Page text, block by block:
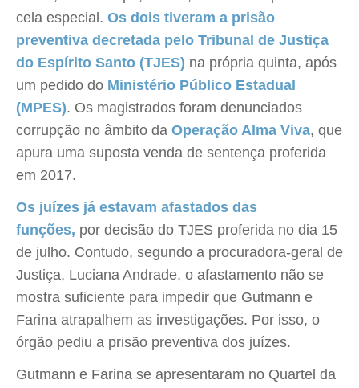
cela especial. Os dois tiveram a prisão
preventiva decretada pelo Tribunal de Justiça
do Espírito Santo (TJES) na própria quinta, após
um pedido do Ministério Público Estadual
(MPES). Os magistrados foram denunciados
corrupção no âmbito da Operação Alma Viva, que
apura uma suposta venda de sentença proferida
em 2017.
Os juízes já estavam afastados das
funções, por decisão do TJES proferida no dia 15
de julho. Contudo, segundo a procuradora-geral de
Justiça, Luciana Andrade, o afastamento não se
mostra suficiente para impedir que Gutmann e
Farina atrapalhem as investigações. Por isso, o
órgão pediu a prisão preventiva dos juízes.
Gutmann e Farina se apresentaram no Quartel da